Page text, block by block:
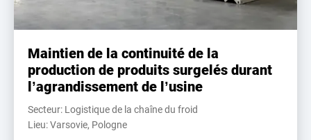
Maintien de la continuité de la
production de produits surgelés durant
l’agrandissement de l’usine
Secteur: Logistique de la chaîne du froid
Lieu: Varsovie, Pologne